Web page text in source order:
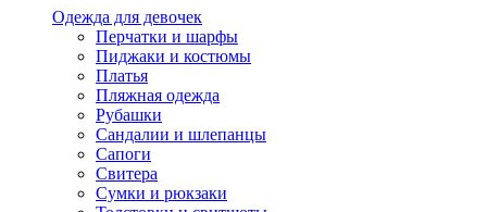
Одежда для девочек
Перчатки и шарфы
Пиджаки и костюмы
Платья
Пляжная одежда
Рубашки
Сандалии и шлепанцы
Сапоги
Свитера
Сумки и рюкзаки